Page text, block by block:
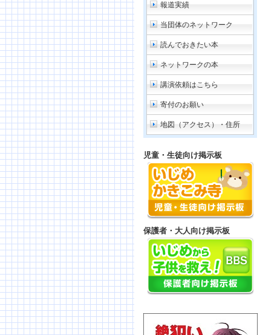
報道実績
当団体のネットワーク
読んでおきたい本
ネットワークの本
講演依頼はこちら
寄付のお願い
地図（アクセス）・住所
児童・生徒向け掲示板
保護者・大人向け掲示板